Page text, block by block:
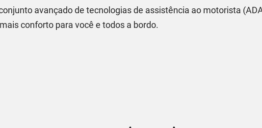
avançado de tecnologias de assistência ao motorista
conforto para você e todos a bordo.